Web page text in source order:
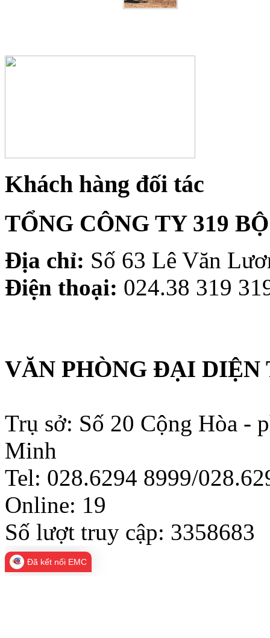
Khách hàng đối tác
TỔNG CÔNG TY 319
Địa chỉ: Số 63 Lê Văn
Điện thoại: 024.38 319
VĂN PHÒNG ĐẠI
Trụ sở: Số 20 Cộng Hòa -
Minh
Tel: 028.6294 8999/
Online: 19
Số lượt truy cập: 3358683
Đã kết nối EMC